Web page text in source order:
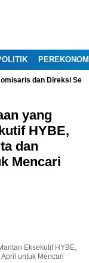
dan Direksi
yang
HYBE,
dan
Mencari
Eksekutif HYBE,
untuk Mencari